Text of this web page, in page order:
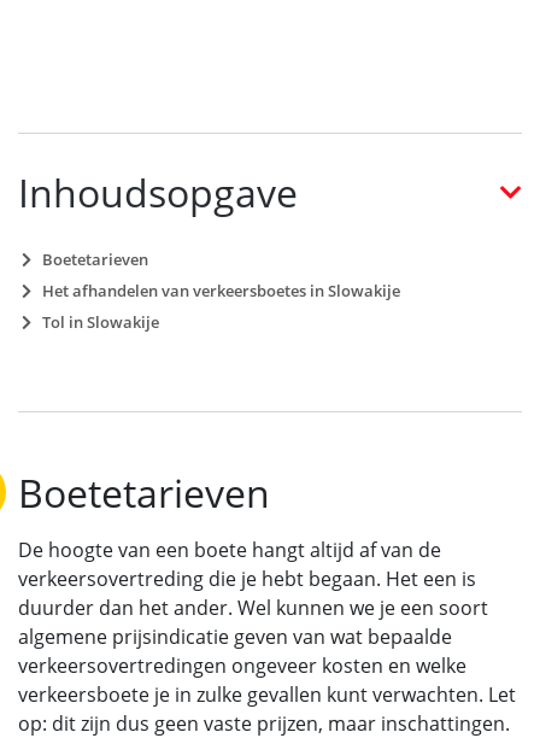
Inhoudsopgave
Boetetarieven
Het afhandelen van verkeersboetes in Slowakije
Tol in Slowakije
Boetetarieven
De hoogte van een boete hangt altijd af van de
verkeersovertreding die je hebt begaan. Het een is
duurder dan het ander. Wel kunnen we je een soort
algemene prijsindicatie geven van wat bepaalde
verkeersovertredingen ongeveer kosten en welke
verkeersboete je in zulke gevallen kunt verwachten. Let
op: dit zijn dus geen vaste prijzen, maar inschattingen.